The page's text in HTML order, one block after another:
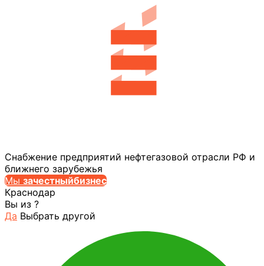
Снабжение предприятий нефтегазовой отрасли РФ и
ближнего зарубежья
Мы зачестныйбизнес
Краснодар
Вы из ?
Да Выбрать другой